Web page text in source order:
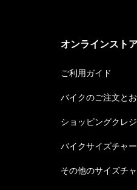
オンラインスト
ご利用ガイド
バイクのご注文と
ショッピングクレ
バイクサイズチャー
その他のサイズチ